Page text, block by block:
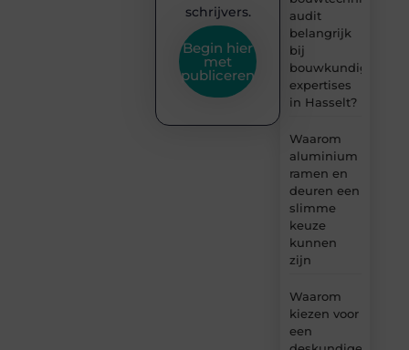
audit
belangrijk
bij
bouwkundige
expertises
in Hasselt?
Waarom
aluminium
ramen en
deuren een
slimme
keuze
kunnen
zijn
Waarom
kiezen voor
een
schrijvers.
Begin hier
met
publiceren